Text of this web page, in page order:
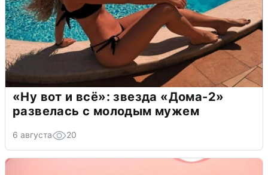
«Ну вот и всё»: звезда «Дома-2»
развелась с молодым мужем
6 августа 20